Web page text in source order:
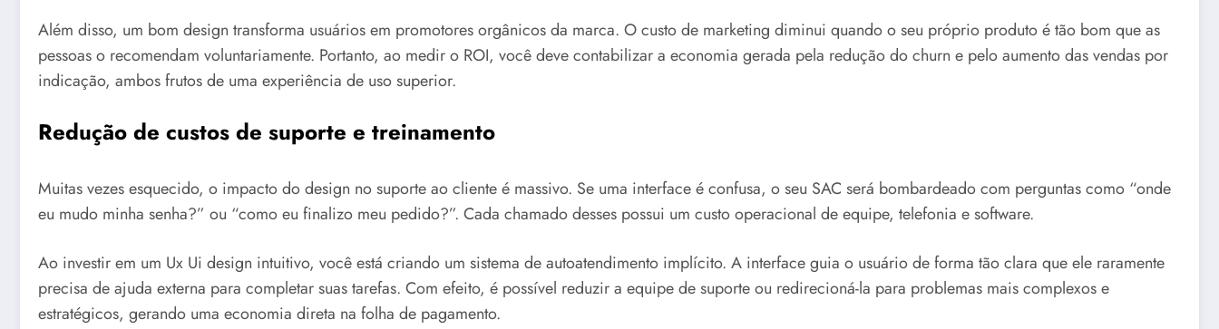
Além disso, um bom design transforma usuários em promotores orgânicos da marca. O custo de marketing diminui quando o seu próprio produto é tão bom que as
pessoas o recomendam voluntariamente. Portanto, ao medir o ROI, você deve contabilizar a economia gerada pela redução do churn e pelo aumento das vendas por
indicação, ambos frutos de uma experiência de uso superior.
Redução de custos de suporte e treinamento
Muitas vezes esquecido, o impacto do design no suporte ao cliente é massivo. Se uma interface é confusa, o seu SAC será bombardeado com perguntas como “onde
eu mudo minha senha?” ou “como eu finalizo meu pedido?”. Cada chamado desses possui um custo operacional de equipe, telefonia e software.
Ao investir em um Ux Ui design intuitivo, você está criando um sistema de autoatendimento implícito. A interface guia o usuário de forma tão clara que ele raramente
precisa de ajuda externa para completar suas tarefas. Com efeito, é possível reduzir a equipe de suporte ou redirecioná-la para problemas mais complexos e
estratégicos, gerando uma economia direta na folha de pagamento.